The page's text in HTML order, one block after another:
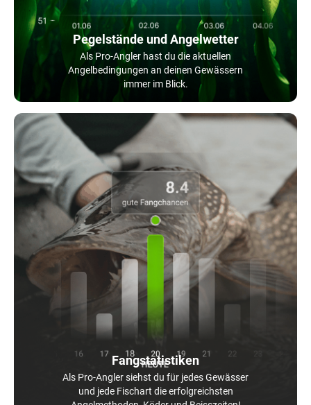
Pegelstände und Angelwetter
Als Pro-Angler hast du die aktuellen
Angelbedingungen an deinen Gewässern
immer im Blick.
Fangstatistiken
Als Pro-Angler siehst du für jedes Gewässer
und jede Fischart die erfolgreichsten